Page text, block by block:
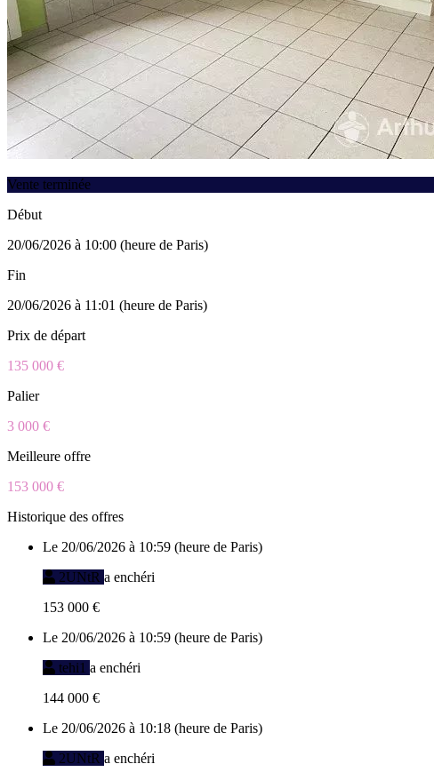
Vente terminée
Début
20/06/2026 à 10:00 (heure de Paris)
Fin
20/06/2026 à 11:01 (heure de Paris)
Prix de départ
135 000 €
Palier
3 000 €
Meilleure offre
153 000 €
Historique des offres
Le 20/06/2026 à 10:59 (heure de Paris)
2UNtR a enchéri
153 000 €
Le 20/06/2026 à 10:59 (heure de Paris)
tehi1 a enchéri
144 000 €
Le 20/06/2026 à 10:18 (heure de Paris)
2UNtR a enchéri